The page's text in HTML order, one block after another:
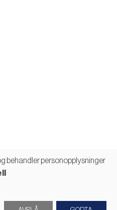
behandler personopplysninger